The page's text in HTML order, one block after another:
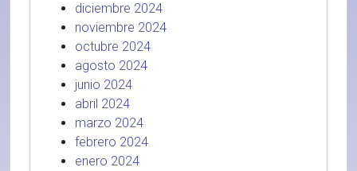
diciembre 2024
noviembre 2024
octubre 2024
agosto 2024
junio 2024
abril 2024
marzo 2024
febrero 2024
enero 2024